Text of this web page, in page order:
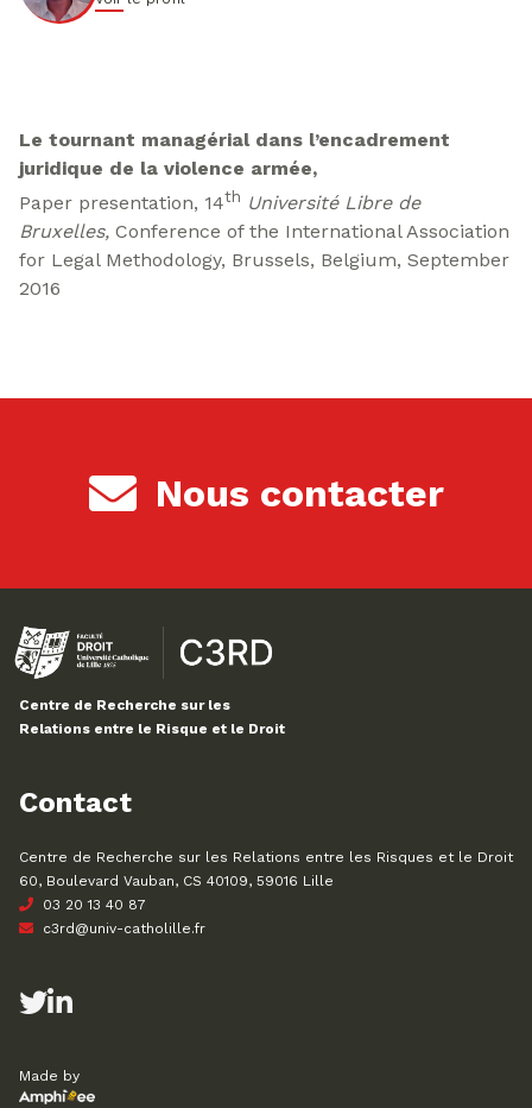
Le tournant managérial dans l’encadrement
juridique de la violence armée,
Paper presentation, 14th Université Libre de
Bruxelles, Conference of the International Association
for Legal Methodology, Brussels, Belgium, September
2016
Nous contacter
Centre de Recherche sur les
Relations entre le Risque et le Droit
Contact
Centre de Recherche sur les Relations entre les Risques et le Droit
60, Boulevard Vauban, CS 40109, 59016 Lille
03 20 13 40 87
c3rd@univ-catholille.fr
Made by